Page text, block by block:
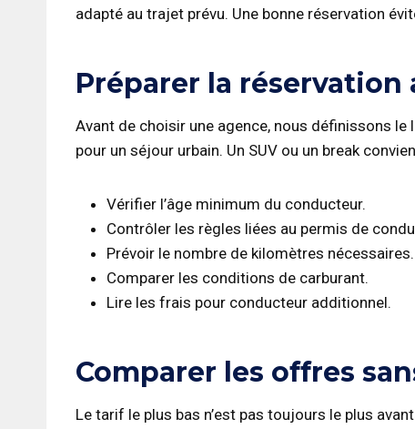
adapté au trajet prévu. Une bonne réservation
Préparer la
Avant de choisir une agence, nous définissons le
pour un séjour urbain. Un SUV ou un break
Vérifier l’âge minimum du conducteur.
Contrôler les règles liées au permis de
Prévoir le nombre de kilomètres nécessaires.
Comparer les conditions de carburant.
Lire les frais pour conducteur additionnel.
Comparer les offres
Le tarif le plus bas n’est pas toujours le plus